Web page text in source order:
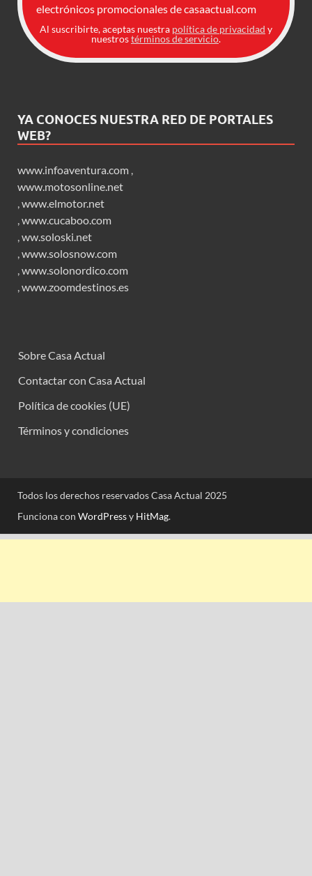
electrónicos promocionales de casaactual.com
Al suscribirte, aceptas nuestra política de privacidad y
nuestrostérminos de servicio.
YA CONOCES NUESTRA RED DE PORTALES
WEB?
www.infoaventura.com
www.motosonline.net
www.elmotor.net
www.cucaboo.com
ww.soloski.net
www.solosnow.com
www.solonordico.com
www.zoomdestinos.es
Sobre Casa Actual
Contactar con Casa Actual
Política de cookies (UE)
Términos y condiciones
Todos los derechos reservados Casa Actual 2025
Funciona con WordPressy HitMag.